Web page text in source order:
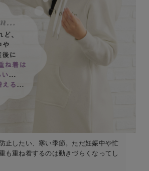
止したい、寒い季節。ただ妊娠中や忙
も重ね着するのは動きづらくなってし